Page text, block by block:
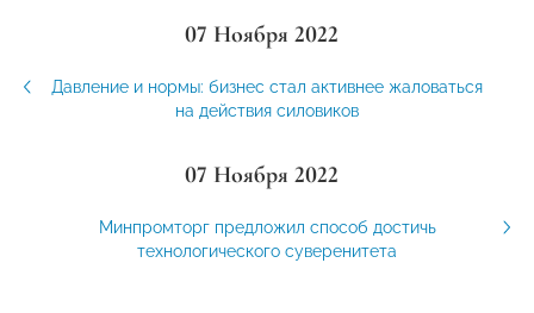
07 Ноября 2022
Давление и нормы: бизнес стал активнее жаловаться
на действия силовиков
07 Ноября 2022
Минпромторг предложил способ достичь
технологического суверенитета